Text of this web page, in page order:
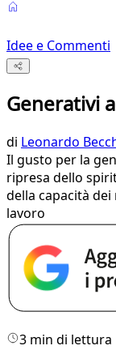
Idee e Commenti
Generativi
di Leonardo
Il gusto per la
ripresa dello
della capacità
lavoro
3 min di lettura